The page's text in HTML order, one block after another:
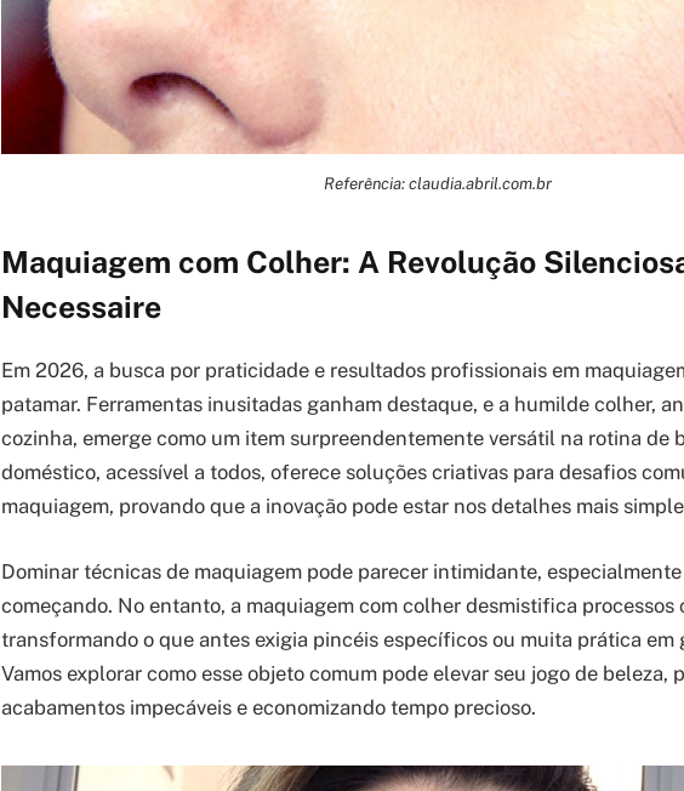
Referência: claudia.abril.com.br
Maquiagem com Colher: A Revolução
Necessaire
Em 2026, a busca por praticidade e resultados profissionais em
patamar. Ferramentas inusitadas ganham destaque, e a humilde colher,
cozinha, emerge como um item surpreendentemente versátil na rotina de
doméstico, acessível a todos, oferece soluções criativas para desafios
maquiagem, provando que a inovação pode estar nos detalhes mais
Dominar técnicas de maquiagem pode parecer intimidante,
começando. No entanto, a maquiagem com colher desmistifica processos
transformando o que antes exigia pincéis específicos ou muita prática em
Vamos explorar como esse objeto comum pode elevar seu jogo de beleza,
acabamentos impecáveis e economizando tempo precioso.